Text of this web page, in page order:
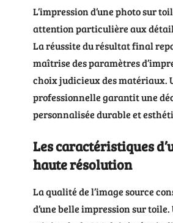
L’impression d’une photo sur
attention particulière aux
La réussite du résultat final
maîtrise des paramètres
choix judicieux des matériaux.
professionnelle garantit une
personnalisée durable et
Les caractéristiques
haute résolution
La qualité de l’image source
d’une belle impression sur